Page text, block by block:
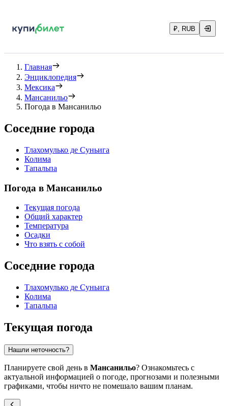
₽, RUB
Главная
Энциклопедия
Мексика
Мансанильо
Погода в Мансанильо
Соседние города
Тлахомулько де Суньига
Колима
Тапальпа
Погода в Мансанильо
Текущая погода
Общий характер
Температура
Осадки
Что взять с собой
Соседние города
Тлахомулько де Суньига
Колима
Тапальпа
Текущая погода
Нашли неточность?
Планируете свой день в Мансанильо? Ознакомьтесь с
актуальной информацией о погоде, прогнозами и полезными
графиками, чтобы ничто не помешало вашим планам.